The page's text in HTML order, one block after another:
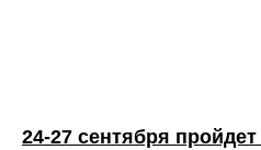
24-27 сентября